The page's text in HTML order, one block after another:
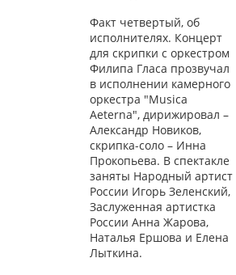
Факт четвертый, об
исполнителях. Концерт
для скрипки с оркестром
Филипа Гласа прозвучал
в исполнении камерного
оркестра "Musica
Aeterna", дирижировал –
Александр Новиков,
скрипка-соло – Инна
Прокопьева. В спектакле
заняты Народный артист
России Игорь Зеленский,
Заслуженная артистка
России Анна Жарова,
Наталья Ершова и Елена
Лыткина.